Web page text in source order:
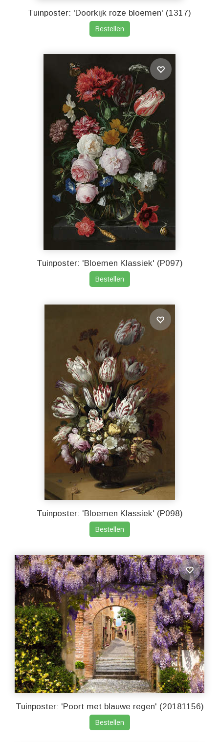
Tuinposter: 'Doorkijk roze bloemen' (1317)
Bestellen
Tuinposter: 'Bloemen Klassiek' (P097)
Bestellen
Tuinposter: 'Bloemen Klassiek' (P098)
Bestellen
Tuinposter: 'Poort met blauwe regen' (20181156)
Bestellen